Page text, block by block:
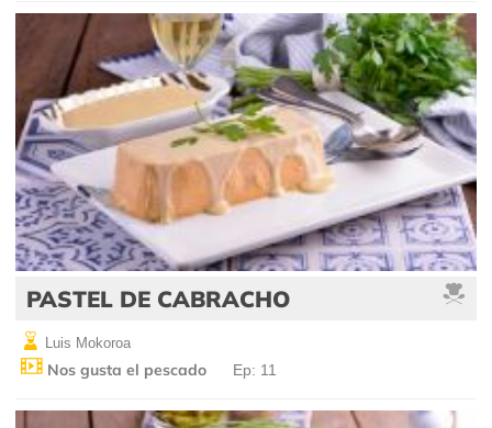
PASTEL DE CABRACHO
Luis Mokoroa
Nos gusta el pescado Ep: 11